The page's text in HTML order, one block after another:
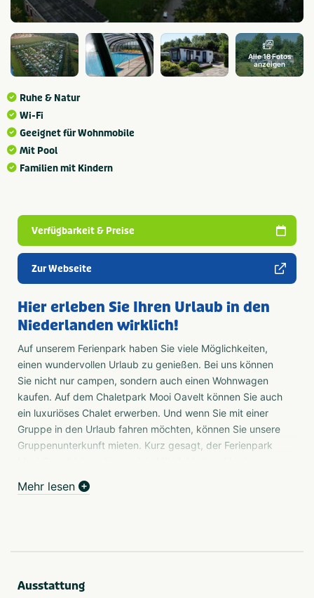
Alle 18 Fotos
anzeigen
Ruhe & Natur
Wi-Fi
Geeignet für Wohnmobile
Mit Pool
Familien mit Kindern
Verfügbarkeit & Preise
Zur Webseite
Hier erleben Sie Ihren Urlaub in den
Niederlanden wirklich!
Auf unserem Ferienpark haben Sie viele Möglichkeiten,
einen wundervollen Urlaub zu genießen. Bei uns können
Sie nicht nur campen, sondern auch einen Wohnwagen
kaufen. Auf dem Chaletpark Mooi Oavelt können Sie auch
ein luxuriöses Chalet erwerben. Und wenn Sie mit einer
Gruppe in den Urlaub fahren möchten, können Sie unsere
Gruppenunterkunft mieten. Kurz gesagt, der Ferienpark
sich das Dach und Sie können das Freibad genießen. Ist
Mehr lesen
Ausstattung